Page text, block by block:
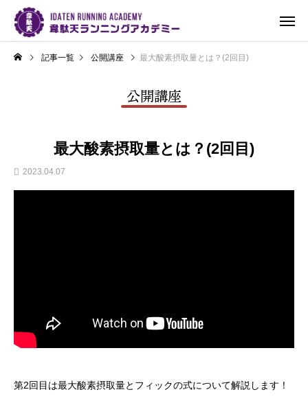
記事一覧 公開講座 最大酸素摂取量とは？(2回目)
公開講座
最大酸素摂取量とは？(2回目)
2023.04.07
第2回目は最大酸素摂取量とフィックの式について解説します！